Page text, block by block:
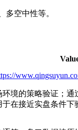
多空中性等。
环境的策略验证；
于在接近实盘条件